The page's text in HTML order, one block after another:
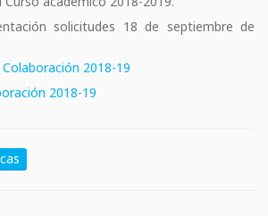
solicitudes 18 de septiembre de
2018-19
2018-19